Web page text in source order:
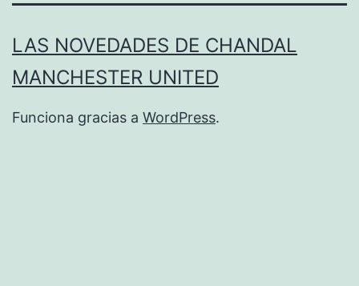
LAS NOVEDADES DE CHANDAL
MANCHESTER UNITED
Funciona gracias a WordPress.